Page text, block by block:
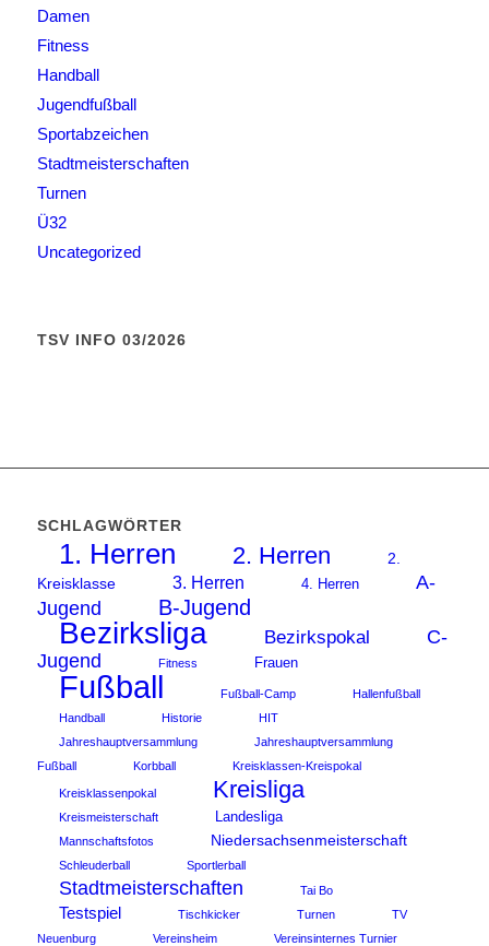
Damen
Fitness
Handball
Jugendfußball
Sportabzeichen
Stadtmeisterschaften
Turnen
Ü32
Uncategorized
TSV INFO 03/2026
SCHLAGWÖRTER
1. Herren 2. Herren
2.
Kreisklasse
3. Herren 4. Herren
A-
Jugend
B-Jugend
Bezirksliga Bezirkspokal
C-
Jugend
Fitness Frauen
Fußball Fußball-Camp
Hallenfußball
Handball
Historie
HIT
Jahreshauptversammlung
Jahreshauptversammlung
Fußball
Korbball Kreisklassen-Kreispokal
Kreisklassenpokal Kreisliga
Kreismeisterschaft Landesliga
Mannschaftsfotos Niedersachsenmeisterschaft
Schleuderball Sportlerball
Stadtmeisterschaften Tai Bo
Testspiel Tischkicker Turnen
TV
Neuenburg
Vereinsheim Vereinsinternes Turnier